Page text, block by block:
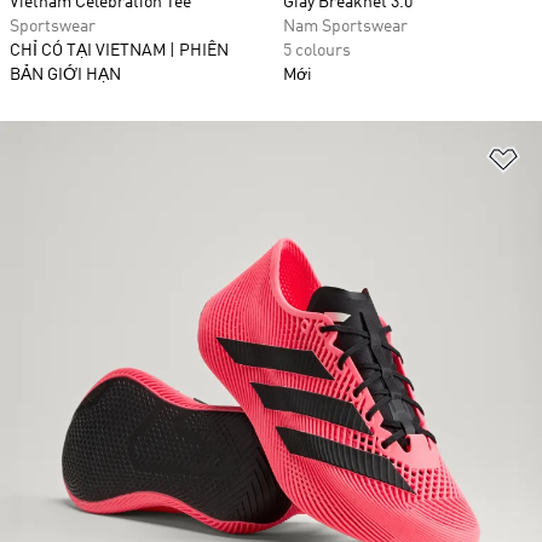
Sportswear
CHỈ CÓ TẠI VIETNAM | PHIÊN
BẢN GIỚI HẠN
Nam Sportswear
5 colours
Mới